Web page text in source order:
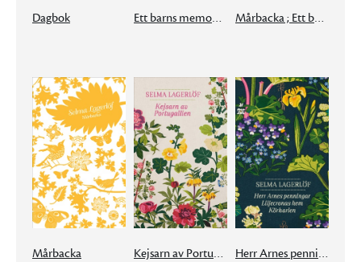
Dagbok Ett barns memoarer Mårbacka ; Ett barns memoarer ; Dagbok
Mårbacka Kejsarn av Portugallien Herr Arnes penningar ; Liljecronas hem ; Körkarlen